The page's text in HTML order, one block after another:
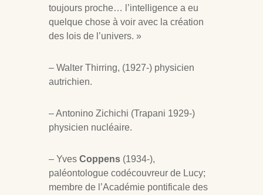
toujours proche… l’intelligence a eu
quelque chose à voir avec la création
des lois de l’univers. »
– Walter Thirring, (1927-) physicien
autrichien.
– Antonino Zichichi (Trapani 1929-)
physicien nucléaire.
– Yves Coppens (1934-),
paléontologue codécouvreur de Lucy;
membre de l’Académie pontificale des